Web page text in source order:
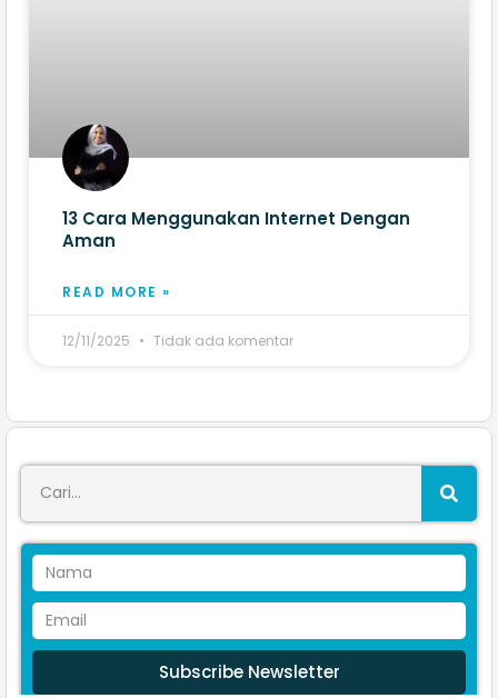
13 Cara Menggunakan Internet Dengan
Aman​
READ MORE »
12/11/2025 Tidak ada komentar
Subscribe Newsletter